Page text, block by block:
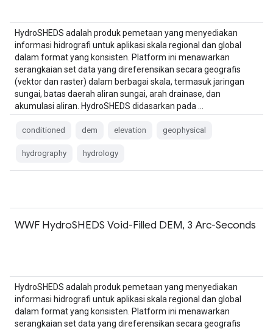
HydroSHEDS adalah produk pemetaan yang menyediakan
informasi hidrografi untuk aplikasi skala regional dan global
dalam format yang konsisten. Platform ini menawarkan
serangkaian set data yang direferensikan secara geografis
(vektor dan raster) dalam berbagai skala, termasuk jaringan
sungai, batas daerah aliran sungai, arah drainase, dan
akumulasi aliran. HydroSHEDS didasarkan pada …
conditioned dem elevation geophysical
hydrography hydrology
WWF HydroSHEDS Void-Filled DEM, 3 Arc-Seconds
HydroSHEDS adalah produk pemetaan yang menyediakan
informasi hidrografi untuk aplikasi skala regional dan global
dalam format yang konsisten. Platform ini menawarkan
serangkaian set data yang direferensikan secara geografis